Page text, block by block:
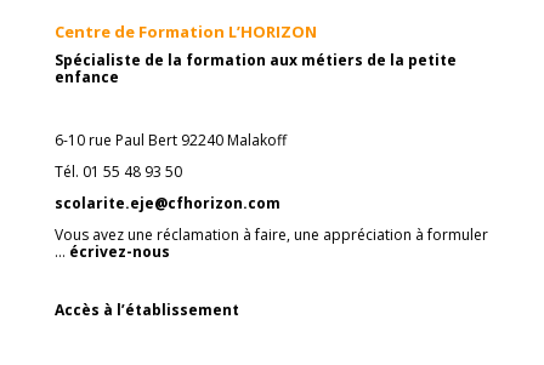
Centre de Formation L’HORIZON
Spécialiste de la formation aux métiers de la petite
enfance
6-10 rue Paul Bert 92240 Malakoff
Tél. 01 55 48 93 50
scolarite.eje@cfhorizon.com
Vous avez une réclamation à faire, une appréciation à formuler
… écrivez-nous
Accès à l’établissement